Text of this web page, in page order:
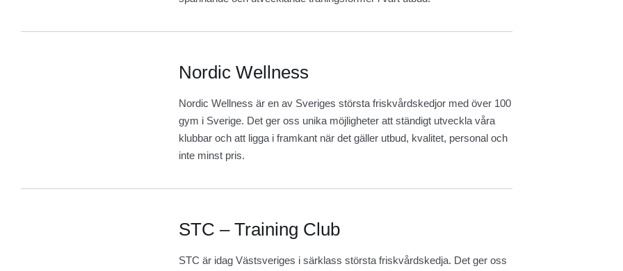
Nordic Wellness
Nordic Wellness är en av Sveriges största friskvårdskedjor med över 100
gym i Sverige. Det ger oss unika möjligheter att ständigt utveckla våra
klubbar och att ligga i framkant när det gäller utbud, kvalitet, personal och
inte minst pris.
STC – Training Club
STC är idag Västsveriges i särklass största friskvårdskedja. Det ger oss